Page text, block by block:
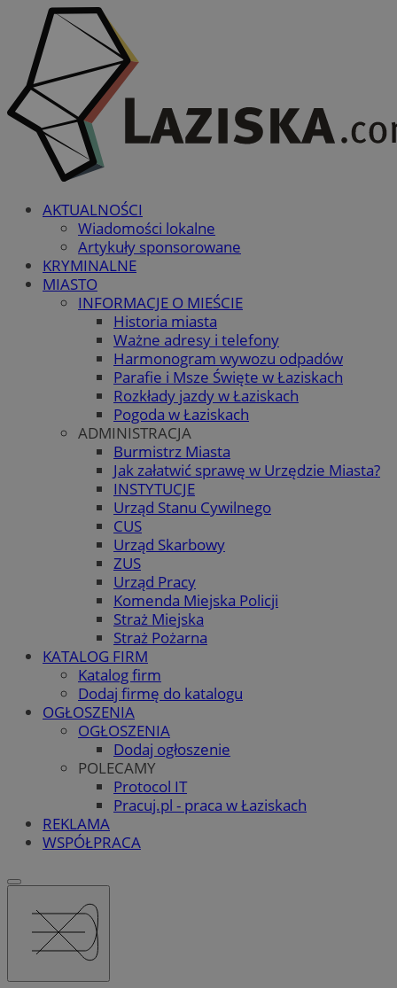
AKTUALNOŚCI
Wiadomości lokalne
Artykuły sponsorowane
KRYMINALNE
MIASTO
INFORMACJE O MIEŚCIE
Historia miasta
Ważne adresy i telefony
Harmonogram wywozu odpadów
Parafie i Msze Święte w Łaziskach
Rozkłady jazdy w Łaziskach
Pogoda w Łaziskach
ADMINISTRACJA
Burmistrz Miasta
Jak załatwić sprawę w Urzędzie Miasta?
INSTYTUCJE
Urząd Stanu Cywilnego
CUS
Urząd Skarbowy
ZUS
Urząd Pracy
Komenda Miejska Policji
Straż Miejska
Straż Pożarna
KATALOG FIRM
Katalog firm
Dodaj firmę do katalogu
OGŁOSZENIA
OGŁOSZENIA
Dodaj ogłoszenie
POLECAMY
Protocol IT
Pracuj.pl - praca w Łaziskach
REKLAMA
WSPÓŁPRACA